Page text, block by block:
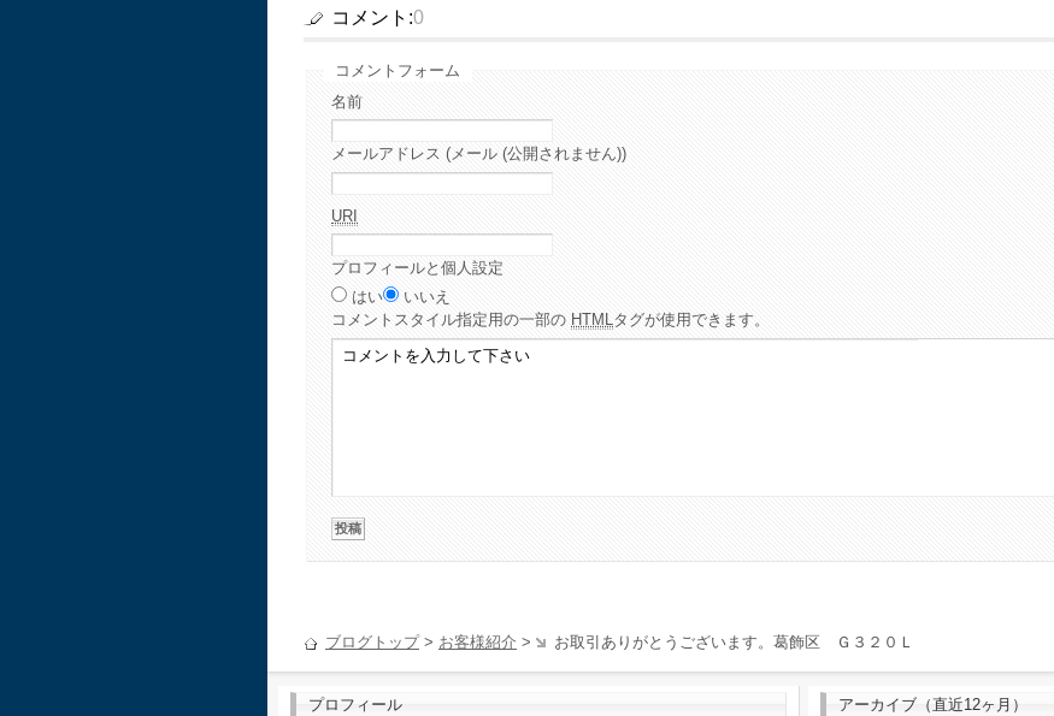
コメント:0
コメントフォーム
名前
メールアドレス (メール (公開されません))
URI
プロフィールと個人設定
はい
いいえ
コメント スタイル指定用の一部の HTMLタグが使用できます。
ブログトップ> お客様紹介 > お取引ありがとうございます。葛飾区 Ｇ３２０Ｌ
プロフィール
アーカイブ（直近12ヶ月）